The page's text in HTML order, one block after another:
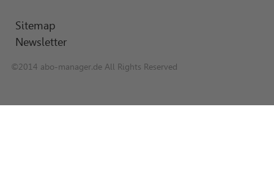
Sitemap
Newsletter
©2014 abo-manager.de All Rights Reserved